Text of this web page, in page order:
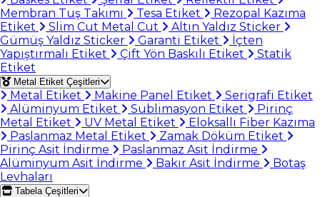
Membran Tuş Takımı
Tesa Etiket
Rezopal Kazıma
Etiket
Slim Cut Metal Cut
Altın Yaldız Sticker
Gümüş Yaldız Sticker
Garanti Etiket
İçten
Yapıştırmalı Etiket
Çift Yön Baskılı Etiket
Statik
Etiket
Metal Etiket Çeşitleri
Metal Etiket Makine Panel Etiket
Serigrafi Etiket
Alüminyum Etiket
Sublimasyon Etiket
Pirinç
Metal Etiket
UV Metal Etiket
Eloksallı Fiber Kazıma
Paslanmaz Metal Etiket
Zamak Döküm Etiket
Pirinç Asit İndirme
Paslanmaz Asit İndirme
Alüminyum Asit İndirme
Bakır Asit İndirme
Botaş
Levhaları
Tabela Çeşitleri